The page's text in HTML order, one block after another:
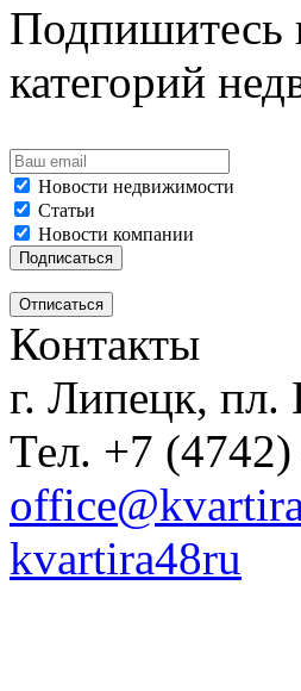
Подпишитесь
категорий
Новости недвижимости
Статьи
Новости компании
Контакты
г. Липецк, пл.
Тел. +7
kvartira48ru